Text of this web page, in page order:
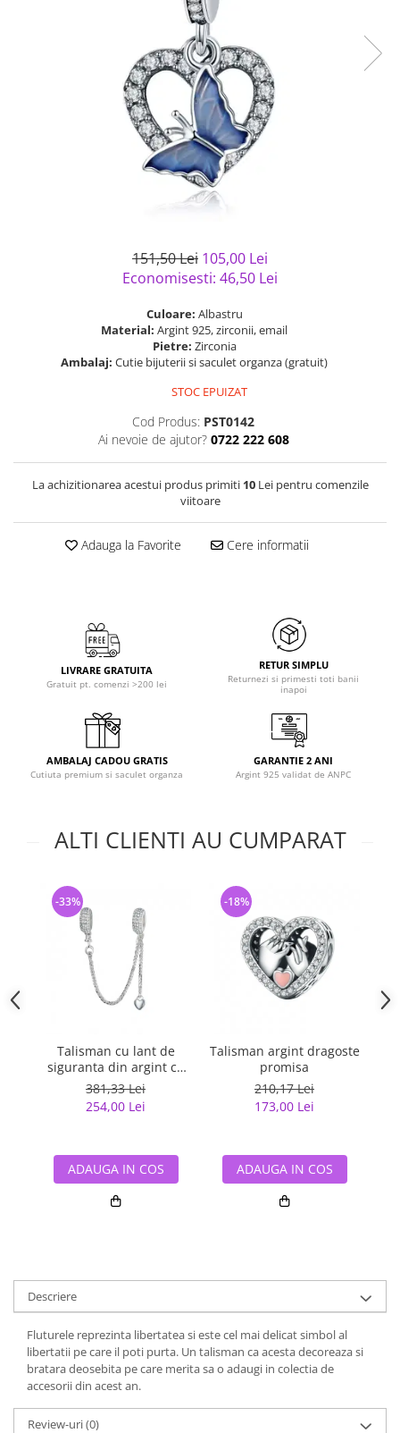
Bijuterii argint placat cu aur
Bijuterii argint cu diverse
Bijuterii argint cu murano
Bijuterii gotice si rock
Bijuterii Handmade
Casete si cutii de bijuterii
151,50 Lei 105,00 Lei
Economisesti: 46,50 Lei
Culoare: Albastru
Material: Argint 925, zirconii, email
Pietre: Zirconia
Ambalaj: Cutie bijuterii si saculet organza (gratuit)
STOC EPUIZAT
Cod Produs: PST0142
Ai nevoie de ajutor? 0722 222 608
La achizitionarea acestui produs primiti 10Lei pentru comenzile
viitoare
Adauga la Favorite Cere informatii
LIVRARE GRATUITA
Gratuit pt. comenzi >200 lei
RETUR SIMPLU
Returnezi si primesti toti banii
inapoi
AMBALAJ CADOU GRATIS
Cutiuta premium si saculet organza
GARANTIE 2 ANI
Argint 925 validat de ANPC
ALTI CLIENTI AU CUMPARAT
Talisman cu lant de
siguranta din argint cu
inimioara placat cu rodiu
381,33 Lei
254,00 Lei
-33%
ADAUGA IN COS
Talisman argint dragoste
promisa
210,17 Lei
173,00 Lei
-18%
ADAUGA IN COS
Descriere
Fluturele reprezinta libertatea si este cel mai delicat simbol al
libertatii pe care il poti purta. Un talisman ca acesta decoreaza si
bratara deosebita pe care merita sa o adaugi in colectia de
accesorii din acest an.
Review-uri(0)